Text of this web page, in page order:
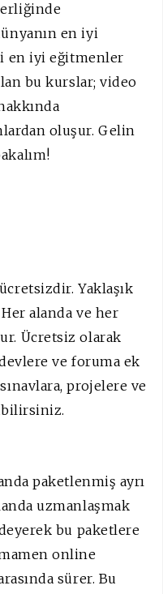
en iyi
en iyi eğitmenler
bu kurslar; video
oluşur. Gelin
Yaklaşık
alanda ve her
Ücretsiz olarak
ve foruma ek
projelere ve
paketlenmiş ayrı
uzmanlaşmak
bu paketlere
online
sürer. Bu